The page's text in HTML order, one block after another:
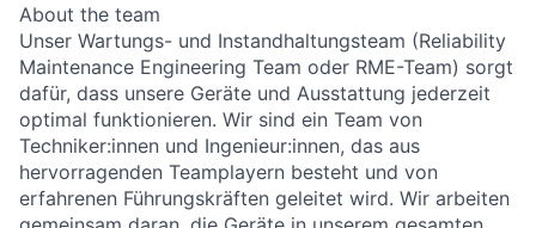
About the team
Unser Wartungs- und Instandhaltungsteam (Reliability
Maintenance Engineering Team oder RME-Team) sorgt
dafür, dass unsere Geräte und Ausstattung jederzeit
optimal funktionieren. Wir sind ein Team von
Techniker:innen und Ingenieur:innen, das aus
hervorragenden Teamplayern besteht und von
erfahrenen Führungskräften geleitet wird. Wir arbeiten